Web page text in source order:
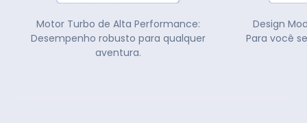
Motor Turbo de Alta Performance:
Desempenho robusto para qualquer
aventura.
Design
Para você